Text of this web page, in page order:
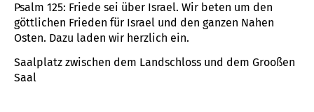
Psalm 125: Friede sei über Israel. Wir beten um den
göttlichen Frieden für Israel und den ganzen Nahen
Osten. Dazu laden wir herzlich ein.
Saalplatz zwischen dem Landschloss und dem Grooßen
Saal